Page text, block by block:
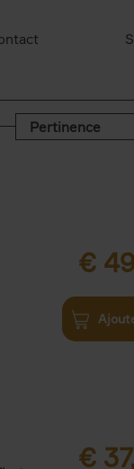
Pertinence
€
€